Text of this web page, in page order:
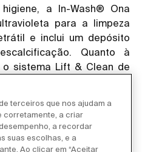
a In-Wash® Ona
para a limpeza
e inclui um depósito
Quanto à
o sistema Lift & Clean de
de limpeza.
se remotamente a
à tecnologia Roca
terceiros que nos ajudam a
corretamente, a criar
a recordar
suas escolhas, e a
Ao clicar em “Aceitar